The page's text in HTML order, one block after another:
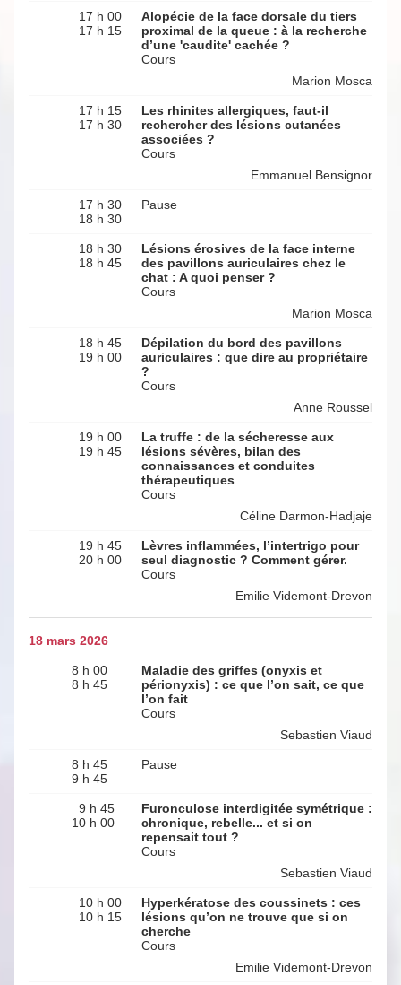
17 h 00
17 h 15
Alopécie de la face dorsale du tiers
proximal de la queue : à la recherche
d’une 'caudite' cachée ?
Cours
Marion Mosca
17 h 15
17 h 30
Les rhinites allergiques, faut-il
rechercher des lésions cutanées
associées ?
Cours
Emmanuel Bensignor
17 h 30
18 h 30
Pause
18 h 30
18 h 45
Lésions érosives de la face interne
des pavillons auriculaires chez le
chat : A quoi penser ?
Cours
Marion Mosca
18 h 45
19 h 00
Dépilation du bord des pavillons
auriculaires : que dire au propriétaire
?
Cours
Anne Roussel
19 h 00
19 h 45
La truffe : de la sécheresse aux
lésions sévères, bilan des
connaissances et conduites
thérapeutiques
Cours
Céline Darmon-Hadjaje
19 h 45
20 h 00
Lèvres inflammées, l’intertrigo pour
seul diagnostic ? Comment gérer.
Cours
Emilie Videmont-Drevon
18 mars 2026
8 h 00
8 h 45
Maladie des griffes (onyxis et
périonyxis) : ce que l’on sait, ce que
l’on fait
Cours
Sebastien Viaud
8 h 45
9 h 45
Pause
9 h 45
10 h 00
Furonculose interdigitée symétrique :
chronique, rebelle... et si on
repensait tout ?
Cours
Sebastien Viaud
10 h 00
10 h 15
Hyperkératose des coussinets : ces
lésions qu’on ne trouve que si on
cherche
Cours
Emilie Videmont-Drevon